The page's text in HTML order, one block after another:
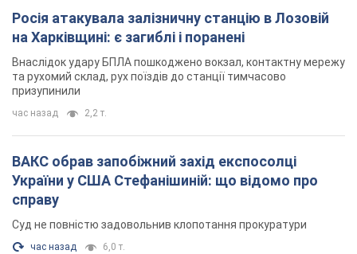
Росія атакувала залізничну станцію в Лозовій
на Харківщині: є загиблі і поранені
Внаслідок удару БПЛА пошкоджено вокзал, контактну мережу
та рухомий склад, рух поїздів до станції тимчасово
призупинили
час назад 2,2 т.
ВАКС обрав запобіжний захід експосолці
України у США Стефанішиній: що відомо про
справу
Суд не повністю задовольнив клопотання прокуратури
час назад 6,0 т.